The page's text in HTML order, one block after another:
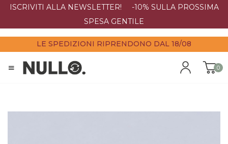
ISCRIVITI ALLA NEWSLETTER! -10% SULLA PROSSIMA
SPESA GENTILE
LE SPEDIZIONI RIPRENDONO DAL 18/08
0